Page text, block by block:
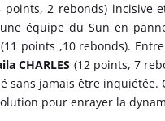
points, 2 rebonds) incisive
équipe du Sun en
(11 points ,10 rebonds).
CHARLES (12 points, 7
sans jamais être
pour enrayer la